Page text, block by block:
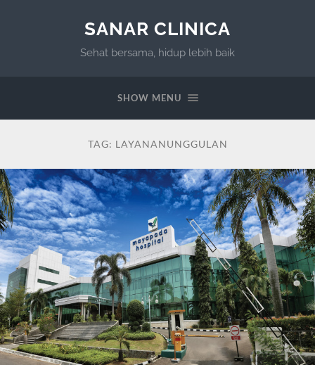
SANAR CLINICA
Sehat bersama, hidup lebih baik
SHOW MENU
TAG: LAYANANUNGGULAN